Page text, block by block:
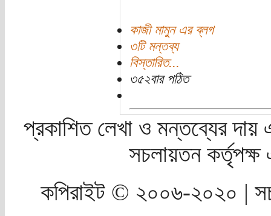
কাজী মামুন এর ব্লগ
৩টি মন্তব্য
বিস্তারিত...
৩৫২বার পঠিত
প্রকাশিত লেখা ও মন্তব্যের দায়
সচলায়তন
কপিরাইট © ২০০৬-২০২০ |